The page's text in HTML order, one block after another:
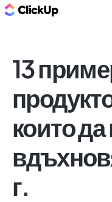
13
които да
г.